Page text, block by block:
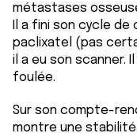
métastases
Il a fini son cycle
paclixatel (pas
il a eu son scanner.
foulée.
Sur son compte-
montre une